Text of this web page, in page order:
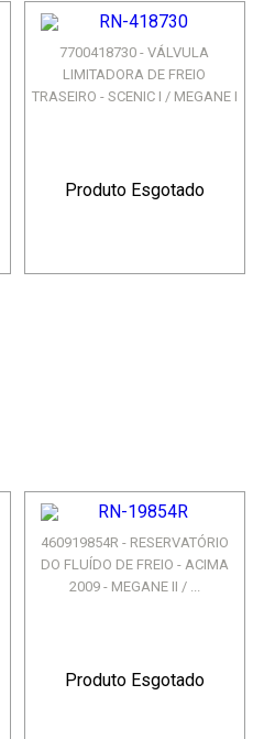
7700418730 - VÁLVULA
LIMITADORA DE FREIO
TRASEIRO - SCENIC I / MEGANE I
Produto Esgotado
460919854R - RESERVATÓRIO
DO FLUÍDO DE FREIO - ACIMA
2009 - MEGANE II / ...
Produto Esgotado